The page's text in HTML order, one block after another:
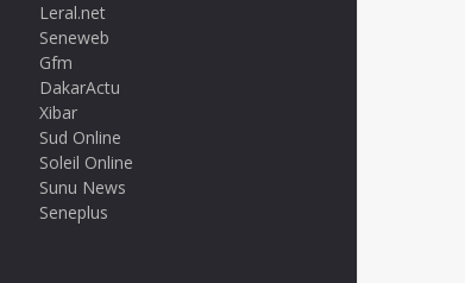
Leral.net
Seneweb
Gfm
DakarActu
Xibar
Sud Online
Soleil Online
Sunu News
Seneplus